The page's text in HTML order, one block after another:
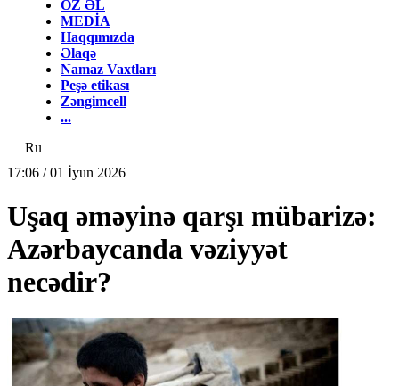
ÖZ ƏL
MEDİA
Haqqımızda
Əlaqə
Namaz Vaxtları
Peşə etikası
Zəngimcell
...
Ru
17:06 / 01 İyun 2026
Uşaq əməyinə qarşı mübarizə:
Azərbaycanda vəziyyət
necədir?